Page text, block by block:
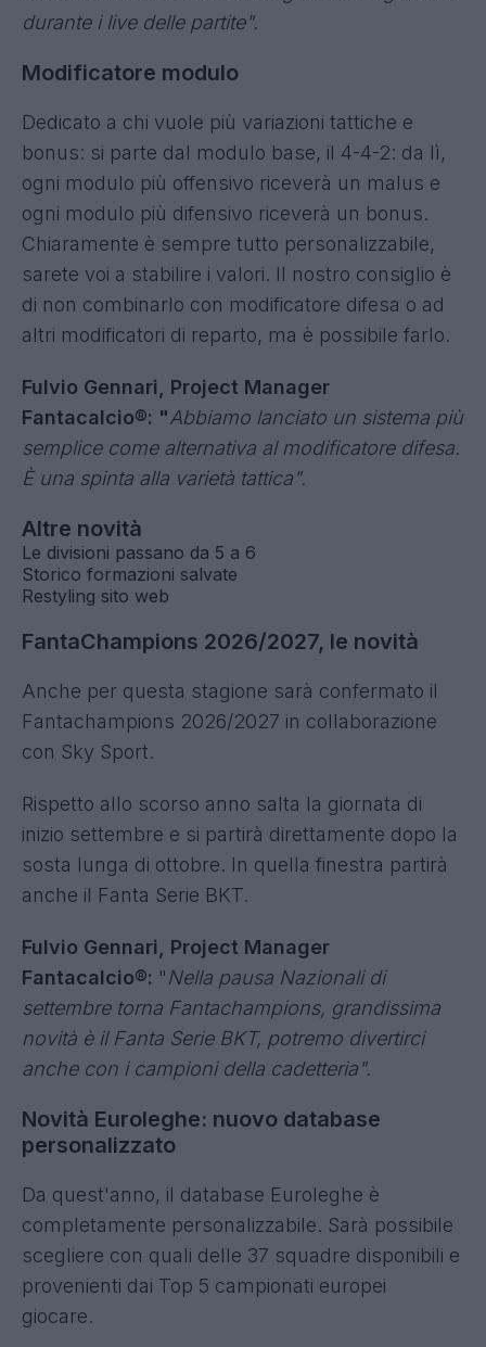
Quality assist . Va in pensione il contributo al gol
d'essere".
Carmine Cassandra, Responsabile Editoriale
Fantacalcio®: "Non si tratta di una rivoluzione,
sono modifiche che vanno in una direzione
espansiva. Andremo ad assegnare qualche
assist in più, ma intaccando minimamente i casi
che il team assist analizza di giornata in giornate
durante i live delle partite".
Dedicato a chi vuole più variazioni tattiche e
bonus: si parte dal modulo base, il 4-4-2: da lì,
ogni modulo più offensivo riceverà un malus e
Chiaramente è sempre tutto personalizzabile,
sarete voi a stabilire i valori. Il nostro consiglio è
di non combinarlo con modificatore difesa o ad
Fantacalcio®: "Abbiamo lanciato un sistema più
semplice come alternativa al modificatore difesa.
È una spinta alla varietà tattica".
Altre novità
Le divisioni passano da 5 a 6
Storico formazioni salvate
Restyling sito web
Anche per questa stagione sarà confermato il
Fantachampions 2026/2027 in collaborazione
con Sky Sport.
inizio settembre e si partirà direttamente dopo la
sosta lunga di ottobre. In quella finestra partirà
Fulvio Gennari, Project Manager
Fantacalcio®:"Nella pausa Nazionali di
settembre torna Fantachampions, grandissima
novità è il Fanta Serie BKT, potremo divertirci